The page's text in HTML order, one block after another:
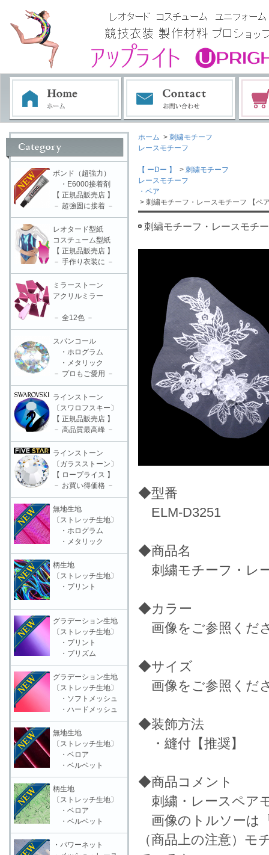
ホーム > 刺繍モチーフ
レースモチーフ
【 ーDー 】 > 刺繍モチーフ
レースモチーフ
・ペア
> 刺繍モチーフ・レースモチーフ 【ペ
刺繍モチーフ・レースモチ
◆型番
ELM-D3251
◆商品名
刺繍モチーフ・レ
◆カラー
画像をご参照くだ
◆サイズ
画像をご参照くだ
◆装飾方法
・縫付【推奨】
◆商品コメント
刺繍・レースペア
画像のトルソーは
（商品上の注意）
ボンド（超強力）
・E6000接着剤
【 正規品販売店 】
－ 超強固に接着 －
レオタード型紙
コスチューム型紙
【 正規品販売店 】
－ 手作り衣装に －
ミラーストーン
アクリルミラー
－ 全12色 －
スパンコール
・ホログラム
・メタリック
－ プロもご愛用 －
ラインストーン
〔スワロフスキー〕
【 正規品販売店 】
－ 高品質最高峰 －
ラインストーン
〔ガラスストーン〕
【 ロープライス 】
－ お買い得価格 －
無地生地
〔ストレッチ生地〕
・ホログラム
・メタリック
柄生地
〔ストレッチ生地〕
・プリント
グラデーション生地
〔ストレッチ生地〕
・プリント
・プリズム
グラデーション生地
〔ストレッチ生地〕
・ソフトメッシュ
・ハードメッシュ
無地生地
〔ストレッチ生地〕
・ベロア
・ベルベット
柄生地
〔ストレッチ生地〕
・ベロア
・ベルベット
・パワーネット